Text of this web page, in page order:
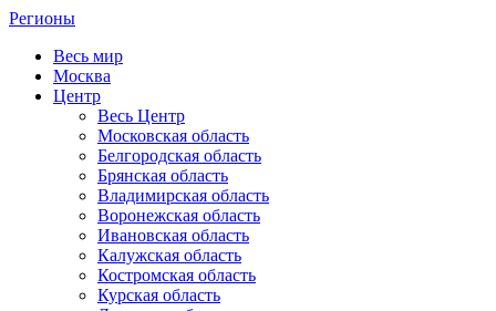
Регионы
Весь мир
Москва
Центр
Весь Центр
Московская область
Белгородская область
Брянская область
Владимирская область
Воронежская область
Ивановская область
Калужская область
Костромская область
Курская область